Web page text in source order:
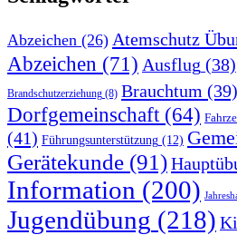
Abzeichen (26) Atemschutz
Abzeichen (71) Ausflug (38)
Brandschutzerziehung (8) Brauchtum (39)
Dorfgemeinschaft (64)
(41) Führungsunterstützung (12)
Gerätekunde (91)
Information (200)
Jugendübung (218)